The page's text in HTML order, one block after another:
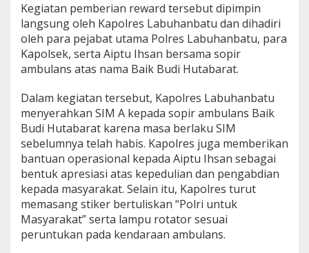
A
i
p
t
I
s
a
n
a
t
a
s
D
e
d
k
Kegiatan pemberian reward tersebut dipimpin
langsung oleh Kapolres Labuhanbatu dan dihadiri
oleh para pejabat utama Polres Labuhanbatu, para
Kapolsek, serta Aiptu Ihsan bersama sopir
ambulans atas nama Baik Budi Hutabarat.
Dalam kegiatan tersebut, Kapolres Labuhanbatu
menyerahkan SIM A kepada sopir ambulans Baik
Budi Hutabarat karena masa berlaku SIM
sebelumnya telah habis. Kapolres juga memberikan
bantuan operasional kepada Aiptu Ihsan sebagai
bentuk apresiasi atas kepedulian dan pengabdian
kepada masyarakat. Selain itu, Kapolres turut
memasang stiker bertuliskan “Polri untuk
Masyarakat” serta lampu rotator sesuai
peruntukan pada kendaraan ambulans.